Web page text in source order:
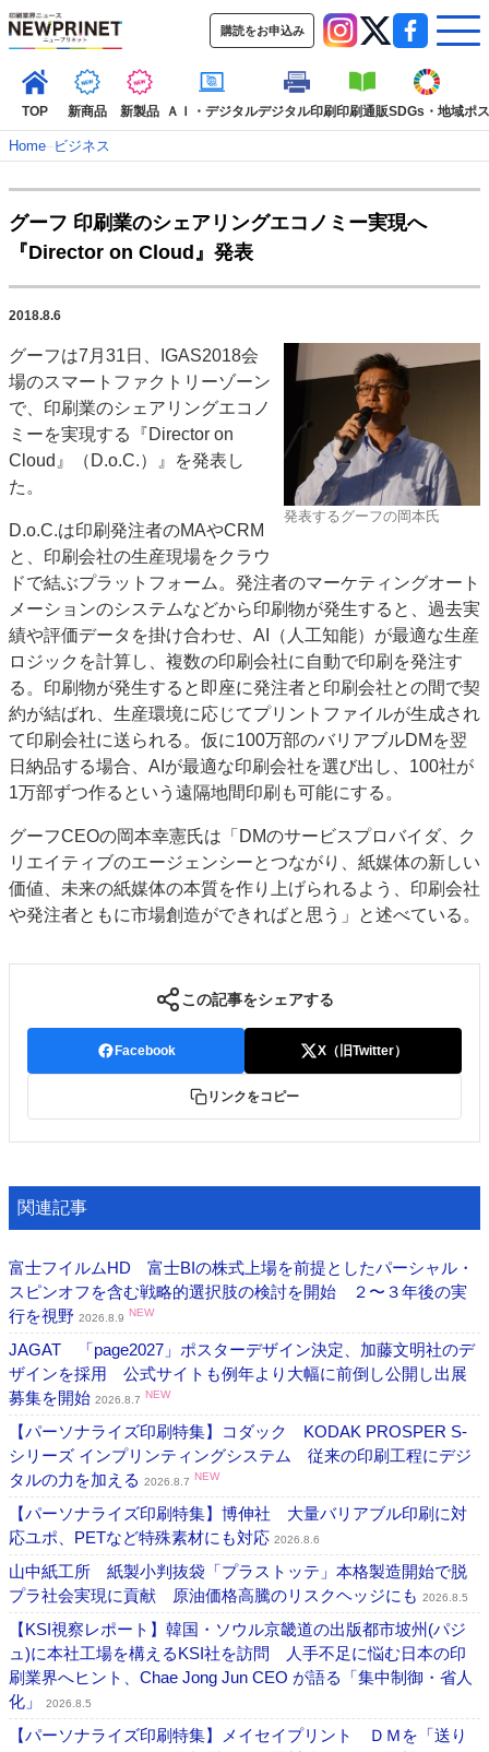
購読をお申込み
TOP 新商品 新製品 ＡＩ・デジタルデジタル印刷印刷通販SDGs・地域ポ
TOP
特集記事
インタビュー
コレクション
デジタル印刷
印刷通販
SDGs・地域
ポストプレス ビジネス イベント 信用情報
市場・統計
人事・移転・異動・訃報
特集記事カテゴリー一覧
2022 見える化・MIS特集
特集・デジタル印刷 アイデアで勝負！ ～多様なビジネス・多彩な商材～
JAPAN PACK 2023 特集
特集・デジタル印刷 ～ 新成長軌道を描く
案内
発刊案内
JFPI印刷用語集 印刷機材年鑑
運営
会社案内
購読・購入申し込み
サイトポリシー
お問い合わせ
Home–ビジネス
グーフ 印刷業のシェアリングエコノミー実現へ
『Director on Cloud』発表
2018.8.6
発表するグーフの岡本氏
グーフは7月31日、IGAS2018会
場のスマートファクトリーゾーン
で、印刷業のシェアリングエコノ
ミーを実現する『Director on
Cloud』（D.o.C.）』を発表し
た。
D.o.C.は印刷発注者のMAやCRM
と、印刷会社の生産現場をクラウ
ドで結ぶプラットフォーム。発注者のマーケティングオート
メーションのシステムなどから印刷物が発生すると、過去実
績や評価データを掛け合わせ、AI（人工知能）が最適な生産
ロジックを計算し、複数の印刷会社に自動で印刷を発注す
る。印刷物が発生すると即座に発注者と印刷会社との間で契
約が結ばれ、生産環境に応じてプリントファイルが生成され
て印刷会社に送られる。仮に100万部のバリアブルDMを翌
日納品する場合、AIが最適な印刷会社を選び出し、100社が
1万部ずつ作るという遠隔地間印刷も可能にする。
グーフCEOの岡本幸憲氏は「DMのサービスプロバイダ、ク
リエイティブのエージェンシーとつながり、紙媒体の新しい
価値、未来の紙媒体の本質を作り上げられるよう、印刷会社
や発注者ともに市場創造ができればと思う」と述べている。
この記事をシェアする
Facebook X（旧Twitter）
リンクをコピー
関連記事
富士フイルムHD 富士BIの株式上場を前提としたパーシャル・
スピンオフを含む戦略的選択肢の検討を開始 ２〜３年後の実
行を視野 2026.8.9 NEW
JAGAT 「page2027」ポスターデザイン決定、加藤文明社のデ
ザインを採用 公式サイトも例年より大幅に前倒し公開し出展
募集を開始 2026.8.7 NEW
【パーソナライズ印刷特集】コダック KODAK PROSPER S-
シリーズ インプリンティングシステム 従来の印刷工程にデジ
タルの力を加える 2026.8.7 NEW
【パーソナライズ印刷特集】博伸社 大量バリアブル印刷に対
応ユポ、PETなど特殊素材にも対応 2026.8.6
山中紙工所 紙製小判抜袋「プラストッテ」本格製造開始で脱
プラ社会実現に貢献 原油価格高騰のリスクヘッジにも 2026.8.5
【KSI視察レポート】韓国・ソウル京畿道の出版都市坡州(パジ
ュ)に本社工場を構えるKSI社を訪問 人手不足に悩む日本の印
刷業界へヒント、Chae Jong Jun CEO が語る「集中制御・省人
化」
2026.8.5
【パーソナライズ印刷特集】メイセイプリント ＤＭを「送り